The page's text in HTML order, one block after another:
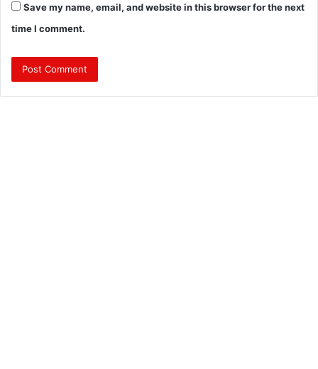
Save my name, email, and website in this browser for the next
time I comment.